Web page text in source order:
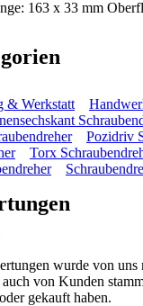
163 x 33 mm
& Werkstatt
Pozidriv
Torx
wurde von uns
von Kunden
gekauft haben.